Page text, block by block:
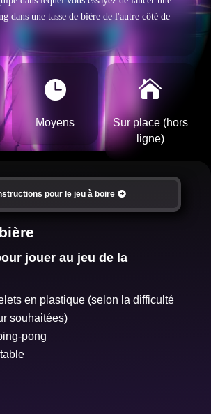
dans une tasse de bière de l'autre côté de

Moyens

Sur place (hors
ligne)
pour le jeu à boire
jouer au jeu de la
en plastique (selon la difficulté
souhaitées)
pong